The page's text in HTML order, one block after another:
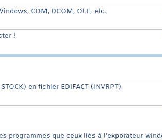
COM, DCOM, OLE, etc.
!
en fichier EDIFACT (INVRPT)
programmes que ceux liés à l'exporateur